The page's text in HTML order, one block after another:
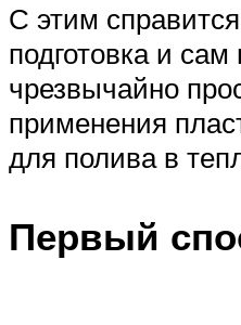
С этим
подготовка и сам
чрезвычайно
применения
для полива в
Первый